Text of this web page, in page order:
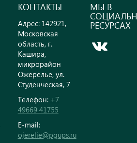
КОНТАКТЫ
Адрес: 142921,
Московская
область, г.
Кашира,
микрорайон
Ожерелье, ул.
Студенческая, 7
Телефон: +7
49669 41755
E-mail:
ojerelie@pgups.ru
МЫ В
РЕСУРСАХ